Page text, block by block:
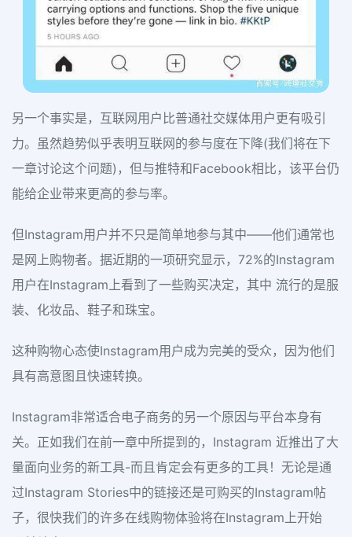
另一个事实是，互联网用户比普通社交媒体用户更有吸引
力。虽然趋势似乎表明互联网的参与度在下降(我们将在下
一章讨论这个问题)，但与推特和Facebook相比，该平台仍
能给企业带来更高的参与率。
但Instagram用户并不只是简单地参与其中——他们通常也
是网上购物者。据近期的一项研究显示，72%的Instagram
用户在Instagram上看到了一些购买决定，其中 流行的是服
装、化妆品、鞋子和珠宝。
这种购物心态使Instagram用户成为完美的受众，因为他们
具有高意图且快速转换。
Instagram非常适合电子商务的另一个原因与平台本身有
关。正如我们在前一章中所提到的，Instagram 近推出了大
量面向业务的新工具-而且肯定会有更多的工具！无论是通
过Instagram Stories中的链接还是可购买的Instagram帖
子，很快我们的许多在线购物体验将在Instagram上开始